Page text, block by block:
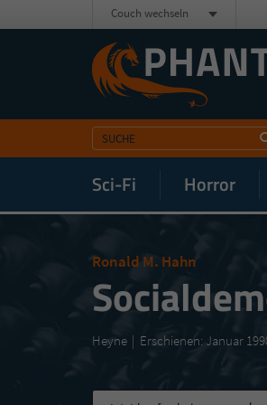
Sci-Fi Horror
Couch wechseln
Ronald M. Hahn
Heyne Erschienen: Januar